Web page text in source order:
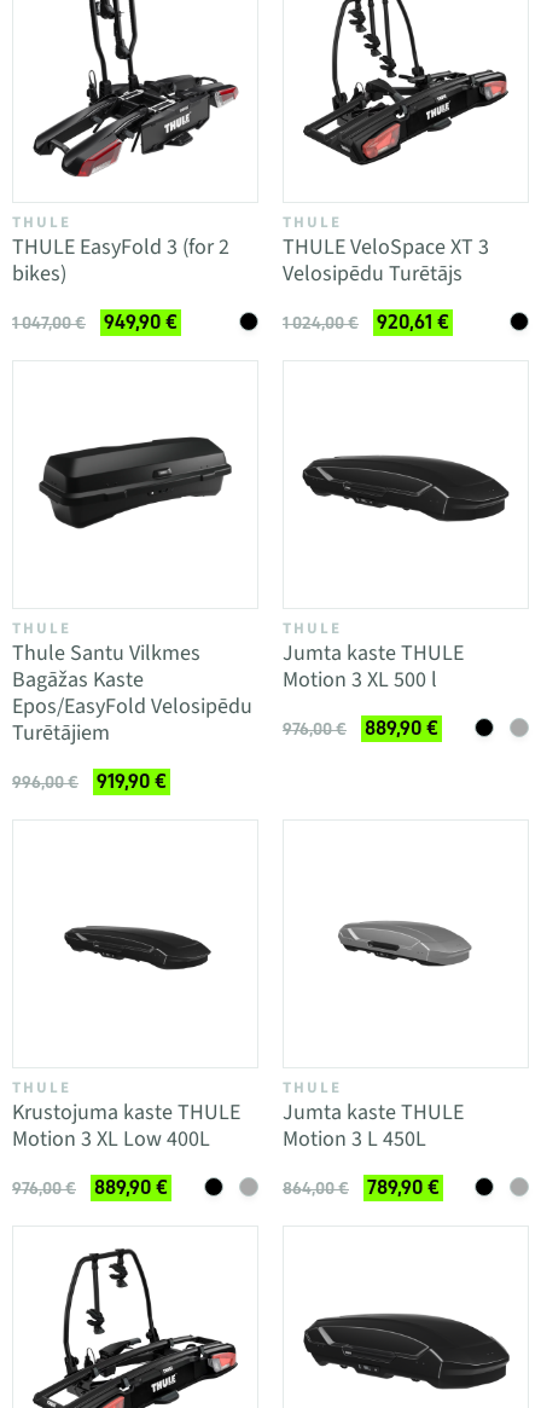
THULE
THULE EasyFold 3 (for 2
bikes)
1 047,00 € 949,90 €
THULE
THULE VeloSpace XT 3
Velosipēdu Turētājs
1 024,00 € 920,61 €
THULE
Thule Santu Vilkmes
Bagāžas Kaste
Epos/EasyFold Velosipēdu
Turētājiem
996,00 € 919,90 €
THULE
Jumta kaste THULE
Motion 3 XL 500 l
976,00 € 889,90 €
THULE
Krustojuma kaste THULE
Motion 3 XL Low 400L
976,00 € 889,90 €
THULE
Jumta kaste THULE
Motion 3 L 450L
864,00 € 789,90 €